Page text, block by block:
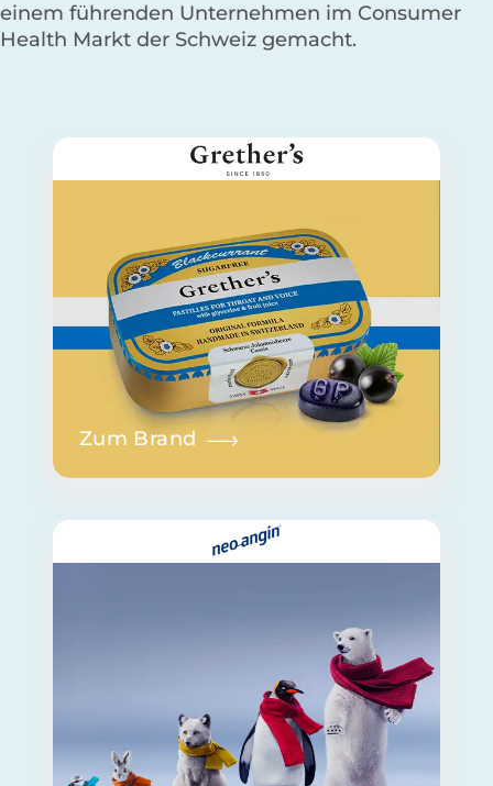
einem führenden Unternehmen im Consumer
Health Markt der Schweiz gemacht.
Zum Brand